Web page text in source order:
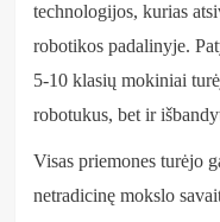
technologijos, kurias
robotikos padalinyje.
5-10 klasių mokiniai
robotukus, bet ir
Visas priemones turėjo
netradicinę mokslo